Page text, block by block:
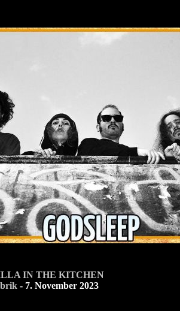
IN THE KITCHEN
- 7. November 2023